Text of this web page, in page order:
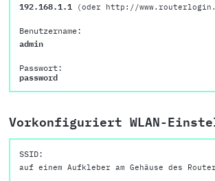
192.168.1.1
(oder http://
Benutzername:
admin
Passwort:
password
Vorkonfiguriert WLAN-
SSID:
auf einem Aufkleber am Gehäuse des